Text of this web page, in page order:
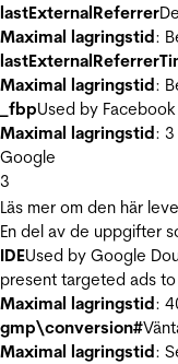
lastExternalReferrer
Maximal lagringstid:
Maximal lagringstid:
_fbpUsed by
Maximal lagringstid: 3
Google
3
Läs mer om den här
En del av de uppgifter
IDEUsed by Google
present targeted ads
Maximal lagringstid:
gmp\conversion#
Maximal lagringstid: